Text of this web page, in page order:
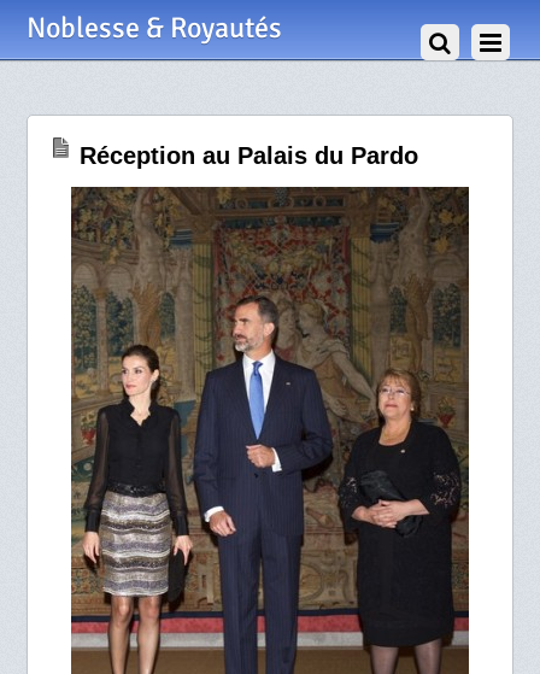
Noblesse & Royautés
Réception au Palais du Pardo